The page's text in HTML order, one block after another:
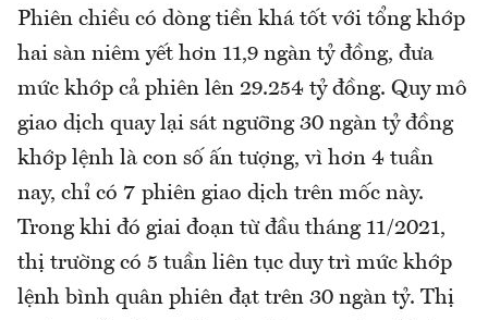
Phiên chiều có dòng tiền khá tốt với tổng khớp
hai sàn niêm yết hơn 11,9 ngàn tỷ đồng, đưa
mức khớp cả phiên lên 29.254 tỷ đồng. Quy mô
giao dịch quay lại sát ngưỡng 30 ngàn tỷ đồng
khớp lệnh là con số ấn tượng, vì hơn 4 tuần
nay, chỉ có 7 phiên giao dịch trên mốc này.
Trong khi đó giai đoạn từ đầu tháng 11/2021,
thị trường có 5 tuần liên tục duy trì mức khớp
lệnh bình quân phiên đạt trên 30 ngàn tỷ. Thị